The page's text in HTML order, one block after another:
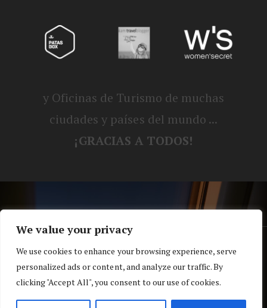
We value your privacy
We use cookies to enhance your browsing experience, serve
personalized ads or content, and analyze our traffic. By
clicking "Accept All", you consent to our use of cookies.
y Oficinas de Turismo de muchas
ciudades y países del mundo ...
¡GRACIAS A TODOS!
® Blog personal de Alex, Nerea, Turbo y
Koko |Política de privacidad y cookies
Top